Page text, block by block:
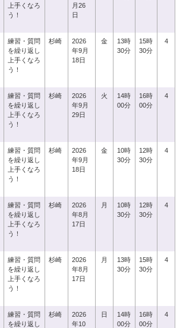
上手くなろ
う！
月26
日
練習・質問
を繰り返し
上手くなろ
う！
杉崎
2026
年9月
18日
金
13時
30分
15時
30分
4
練習・質問
を繰り返し
上手くなろ
う！
杉崎
2026
年9月
29日
火
14時
00分
16時
00分
4
練習・質問
を繰り返し
上手くなろ
う！
杉崎
2026
年9月
18日
金
10時
30分
12時
30分
4
練習・質問
を繰り返し
上手くなろ
う！
杉崎
2026
年8月
17日
月
10時
30分
12時
30分
4
練習・質問
を繰り返し
上手くなろ
う！
杉崎
2026
年8月
17日
月
13時
30分
15時
30分
4
練習・質問
を繰り返し
杉崎
2026
年10
日
14時
00分
16時
00分
4